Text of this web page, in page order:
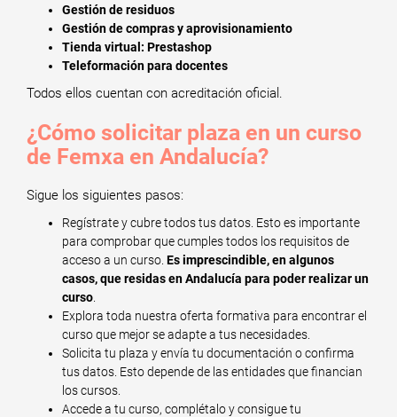
Gestión de residuos
Gestión de compras y aprovisionamiento
Tienda virtual: Prestashop
Teleformación para docentes
Todos ellos cuentan con acreditación oficial.
¿Cómo solicitar plaza en un curso
de Femxa en Andalucía?
Sigue los siguientes pasos:
Regístrate y cubre todos tus datos. Esto es importante
para comprobar que cumples todos los requisitos de
acceso a un curso. Es imprescindible, en algunos
casos, que residas en Andalucía para poder realizar un
curso
Explora toda nuestra oferta formativa para encontrar el
curso que mejor se adapte a tus necesidades.
Solicita tu plaza y envía tu documentación o confirma
tus datos. Esto depende de las entidades que financian
los cursos.
Accede a tu curso, complétalo y consigue tu